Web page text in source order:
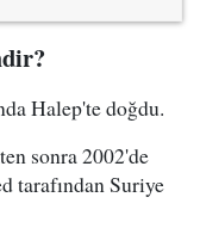
Halep'te doğdu.
sonra 2002'de
tarafından Suriye